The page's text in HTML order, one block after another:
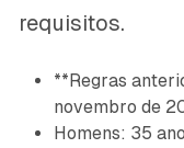
requisitos.
**Regras
novembro de
Homens: 35